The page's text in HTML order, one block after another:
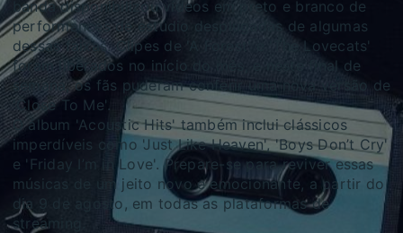
banda disponibilizou vídeos em preto e branco de
performances de estúdio desplugadas de algumas
dessas faixas. Clipes de 'A Forest' e 'The Lovecats'
foram liberados no início do mês, e neste final de
semana, os fãs puderam conferir uma nova versão de
'Close To Me'.
O álbum 'Acoustic Hits' também inclui clássicos
imperdíveis como 'Just Like Heaven', 'Boys Don’t Cry'
e 'Friday I’m in Love'. Prepare-se para reviver essas
músicas de um jeito novo e emocionante, a partir do
dia 9 de agosto, em todas as plataformas de
streaming.